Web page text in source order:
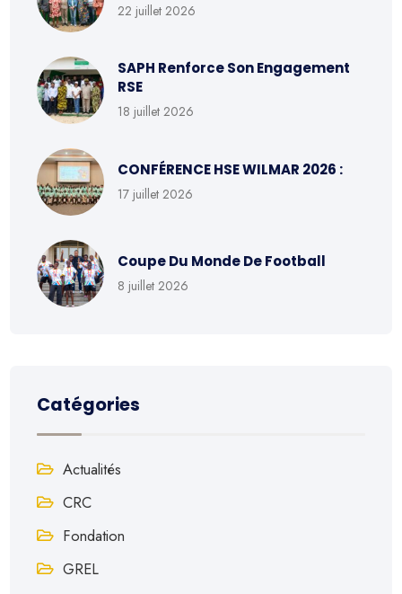
22 juillet 2026
SAPH Renforce Son Engagement
RSE
18 juillet 2026
CONFÉRENCE HSE WILMAR 2026 :
17 juillet 2026
Coupe Du Monde De Football
8 juillet 2026
Catégories
Actualités
CRC
Fondation
GREL